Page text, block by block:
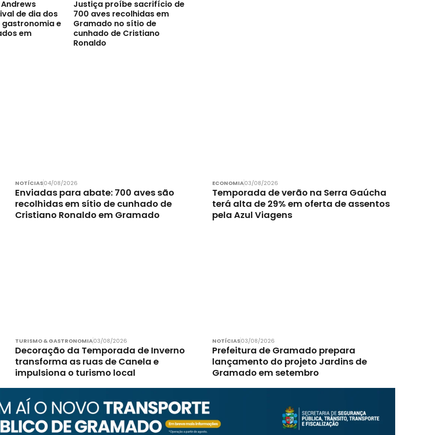
de dia dos
e
em
Justiça proíbe sacrifício de
700 aves recolhidas em
Gramado no sítio de
cunhado de Cristiano
Ronaldo
NOTÍCIAS04/08/2026
Enviadas para abate: 700 aves são
recolhidas em sítio de cunhado de
Cristiano Ronaldo em Gramado
ECONOMIA03/08/2026
Temporada de verão na Serra Gaúcha
terá alta de 29% em oferta de assentos
pela Azul Viagens
TURISMO & GASTRONOMIA03/08/2026
Decoração da Temporada de Inverno
transforma as ruas de Canela e
impulsiona o turismo local
NOTÍCIAS03/08/2026
Prefeitura de Gramado prepara
lançamento do projeto Jardins de
Gramado em setembro